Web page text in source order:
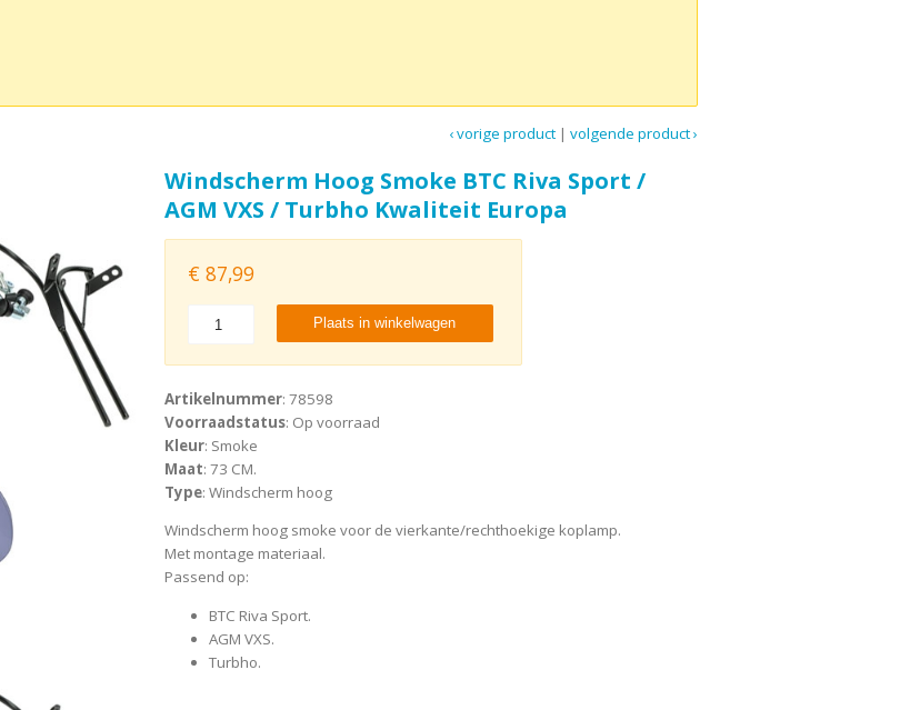
volgende product ›
|
‹ vorige product
Windscherm Hoog Smoke BTC Riva Sport /
AGM VXS / Turbho Kwaliteit Europa
€ 87,99
Plaats in winkelwagen
Artikelnummer: 78598
Voorraadstatus: Op voorraad
Kleur: Smoke
Maat: 73 CM.
Type: Windscherm hoog
Windscherm hoog smoke voor de vierkante/rechthoekige koplamp.
Met montage materiaal.
Passend op:
BTC Riva Sport.
AGM VXS.
Turbho.